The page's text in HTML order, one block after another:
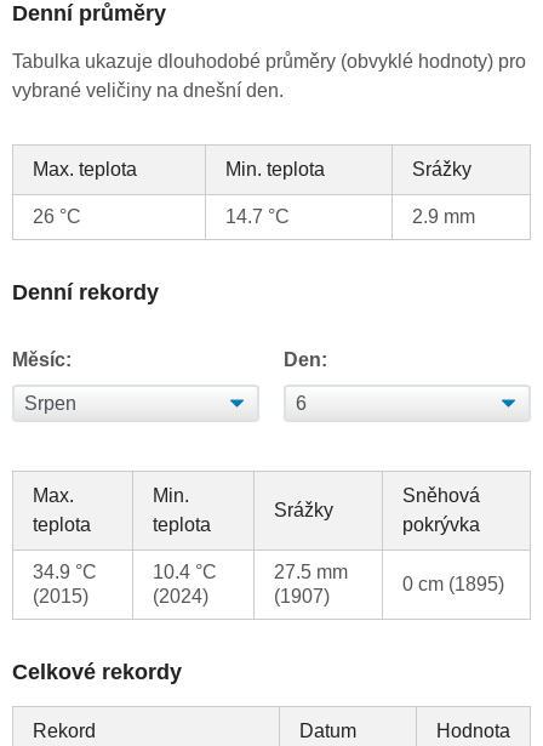
Denní průměry
Tabulka ukazuje dlouhodobé průměry (obvyklé hodnoty) pro
vybrané veličiny na dnešní den.
Max. teplota Min. teplota Srážky
26 °C 14.7 °C 2.9 mm
Denní rekordy
Měsíc: Den:
Max.
teplota
Min.
teplota
Srážky
Sněhová
pokrývka
34.9 °C
(2015)
10.4 °C
(2024)
27.5 mm
(1907)
0 cm (1895)
Celkové rekordy
Rekord Datum Hodnota